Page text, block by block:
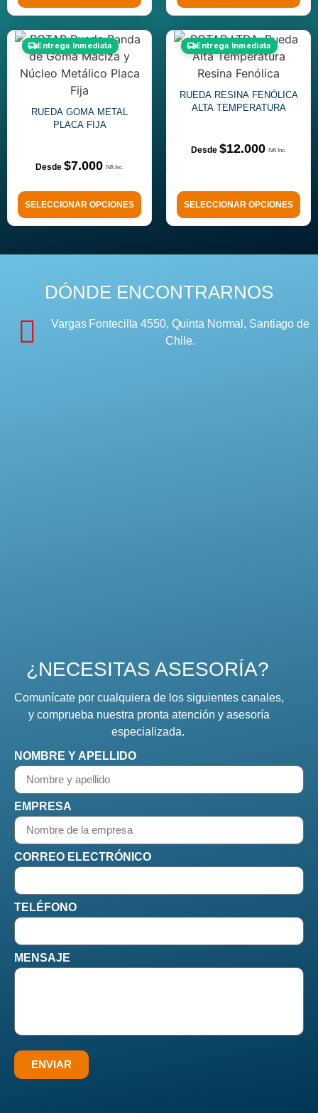
Entrega Inmediata
RUEDA GOMA METAL
PLACA FIJA
$7.000
SELECCIONAR OPCIONES
Entrega Inmediata
RUEDA RESINA FENÓLICA
ALTA TEMPERATURA
$12.000
SELECCIONAR OPCIONES
DÓNDE ENCONTRARNOS
Vargas Fontecilla 4550, Quinta Normal, Santiago de
Chile.
¿NECESITAS ASESORÍA?
Comunícate por cualquiera de los siguientes canales,
y comprueba nuestra pronta atención y asesoría
especializada.
NOMBRE Y APELLIDO
EMPRESA
CORREO ELECTRÓNICO
TELÉFONO
MENSAJE
ENVIAR